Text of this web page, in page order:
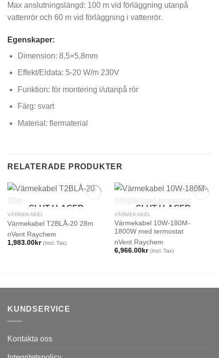
Max anslutningslängd: 100 m vid förläggning utanpå
vattenrör och 60 m vid förläggning i vattenrör.
Egenskaper:
Dimension: 8,5×5,8mm
Effekt/Eldata: 5-20 W/m 230V
Funktion: för montering i/utanpå rör
Färg: svart
Material: flermaterial
RELATERADE PRODUKTER
SLUT I LAGER
VÄRMEKABEL
Värmekabel T2BLÅ-20 28m
nVent Raychem
1,983.00kr (Incl. Tax)
SLUT I LAGER
VÄRMEKABEL
Värmekabel 10W-180M-
1800W med termostat
nVent Raychem
6,966.00kr (Incl. Tax)
KUNDSERVICE
Kontakta oss